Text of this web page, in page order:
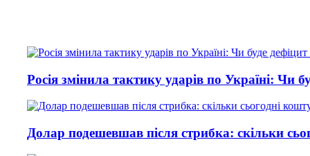
змінила тактику ударів по Україні: Чи буде
подешевшав після стрибка: скільки сьогодні